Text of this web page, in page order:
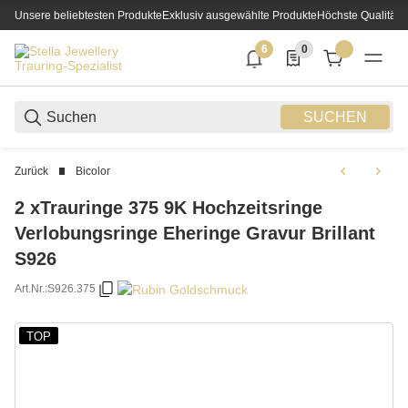
Unsere beliebtesten ProdukteExklusiv ausgewählte ProdukteHöchste Qualität
SUCHEN
6
6 neue Notifizierungen
0
0 Produkte in der
Zurück Bicolor
2 xTrauringe 375 9K Hochzeitsringe
Verlobungsringe Eheringe Gravur Brillant
S926
Art.Nr.:S926.375
TOP